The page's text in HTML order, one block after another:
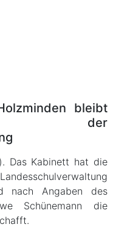
bleibt
der
Das Kabinett hat die
nach Angaben des
Schünemann die